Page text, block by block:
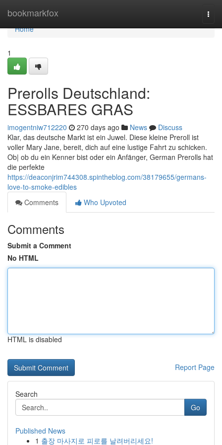
bookmarkfox
Home
Home
1
Prerolls Deutschland:
ESSBARES GRAS
imogentniw712220 270 days ago News
Discuss
Klar, das deutsche Markt ist ein Juwel. Diese kleine Preroll ist
voller Mary Jane, bereit, dich auf eine lustige Fahrt zu schicken.
Ob| ob du ein Kenner bist oder ein Anfänger, German Prerolls hat
die perfekte
https://deaconjrim744308.spintheblog.com/38179655/germans-
love-to-smoke-edibles
Comments
Who Upvoted
Comments
Submit a Comment
No HTML
HTML is disabled
Report Page
Search
Go
Published News
1 출장 마사지로 피로를 날려버리세요!